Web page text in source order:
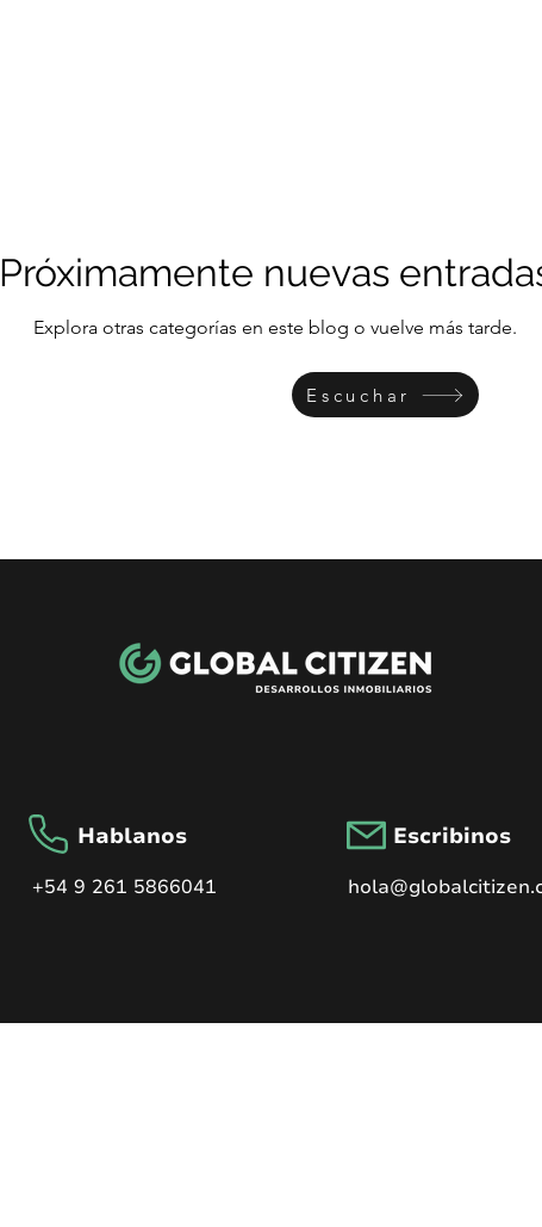
Próximamente nuevas
Explora otras categorías en este blog o vuelve más tarde.
Escuchar
Escuchar
+54 9 261 5866041
Hablanos Escribinos